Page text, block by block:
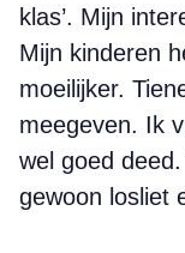
klas’. Mijn
Mijn kinderen
moeilijker.
meegeven. Ik
wel goed
gewoon losliet